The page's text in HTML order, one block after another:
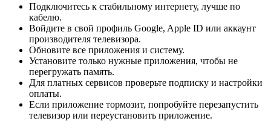
Подключитесь к стабильному интернету, лучше по
кабелю.
Войдите в свой профиль Google, Apple ID или аккаунт
производителя телевизора.
Обновите все приложения и систему.
Установите только нужные приложения, чтобы не
перегружать память.
Для платных сервисов проверьте подписку и настройки
оплаты.
Если приложение тормозит, попробуйте перезапустить
телевизор или переустановить приложение.